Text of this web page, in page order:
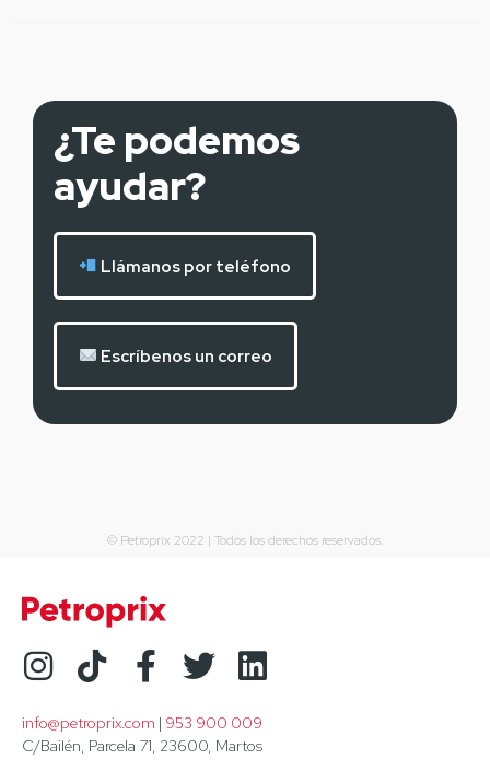
¿Te podemos
ayudar?
Llámanos por teléfono
Escríbenos un correo
© Petroprix 2022 | Todos los derechos reservados.
info@petroprix.com | 953 900 009
C/Bailén, Parcela 71, 23600, Martos